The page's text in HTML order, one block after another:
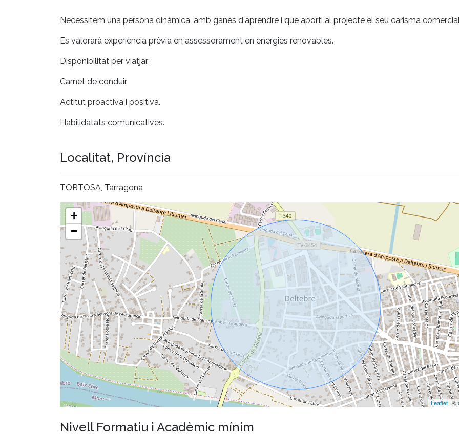
Necessitem una persona dinàmica, amb ganes d'aprendre i que aporti al projecte el seu carisma
Es valorarà experiència prèvia en assessorament en energies renovables.
Disponibilitat per viatjar.
Carnet de conduir.
Actitut proactiva i positiva.
Habilidatats comunicatives.
Localitat, Província
TORTOSA, Tarragona
+
−
Leaflet | ©
Nivell Formatiu i Acadèmic mínim